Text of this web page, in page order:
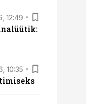
12:49
10:35